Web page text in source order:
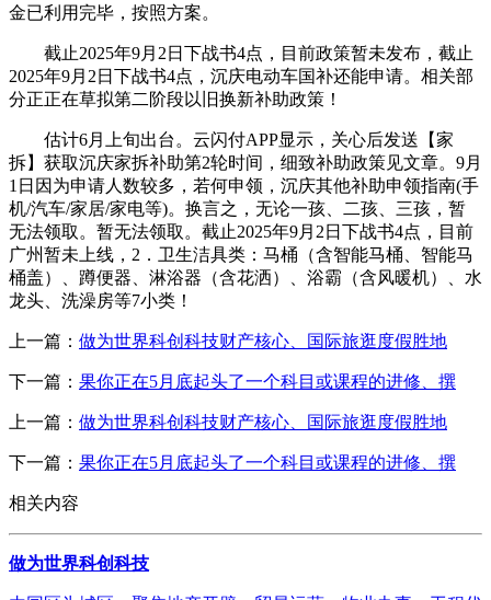
金已利用完毕，按照方案。
截止2025年9月2日下战书4点，目前政策暂未发布，截止
2025年9月2日下战书4点，沉庆电动车国补还能申请。相关部
分正正在草拟第二阶段以旧换新补助政策！
估计6月上旬出台。云闪付APP显示，关心后发送【家
拆】获取沉庆家拆补助第2轮时间，细致补助政策见文章。9月
1日因为申请人数较多，若何申领，沉庆其他补助申领指南(手
机/汽车/家居/家电等)。换言之，无论一孩、二孩、三孩，暂
无法领取。暂无法领取。截止2025年9月2日下战书4点，目前
广州暂未上线，2．卫生洁具类：马桶（含智能马桶、智能马
桶盖）、蹲便器、淋浴器（含花洒）、浴霸（含风暖机）、水
龙头、洗澡房等7小类！
上一篇： 做为世界科创科技财产核心、国际旅逛度假胜地
下一篇： 果你正在5月底起头了一个科目或课程的进修、撰
上一篇： 做为世界科创科技财产核心、国际旅逛度假胜地
下一篇： 果你正在5月底起头了一个科目或课程的进修、撰
相关内容
做为世界科创科技